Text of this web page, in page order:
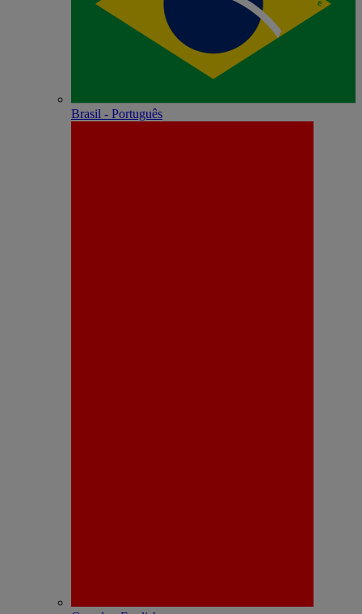
Brasil - Português